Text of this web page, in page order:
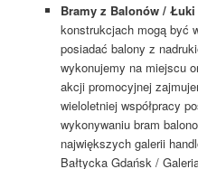
Bramy z Balonów /
konstrukcjach mogą być
posiadać balony z
wykonujemy na miejscu
akcji promocyjnej
wieloletniej współpracy
wykonywaniu bram
największych galerii
Bałtycka Gdańsk /